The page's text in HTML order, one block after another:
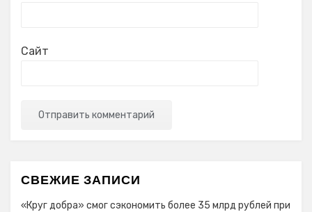
Сайт
СВЕЖИЕ ЗАПИСИ
«Круг добра» смог сэкономить более 35 млрд рублей при